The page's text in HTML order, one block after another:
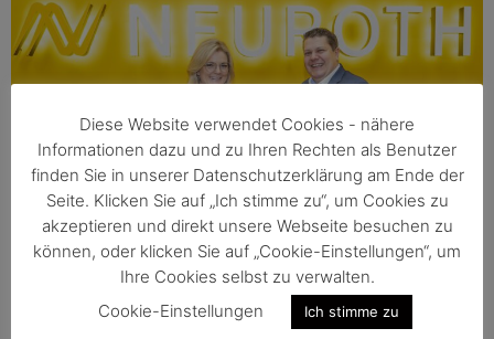
ALLGEMEIN
Neuroth wurde von Leitbetriebe Austria ausgezeichnet
Diese Website verwendet Cookies - nähere
Informationen dazu und zu Ihren Rechten als Benutzer
finden Sie in unserer Datenschutzerklärung am Ende der
Seite. Klicken Sie auf „Ich stimme zu“, um Cookies zu
akzeptieren und direkt unsere Webseite besuchen zu
können, oder klicken Sie auf „Cookie-Einstellungen“, um
Ihre Cookies selbst zu verwalten.
Cookie-Einstellungen
Ich stimme zu